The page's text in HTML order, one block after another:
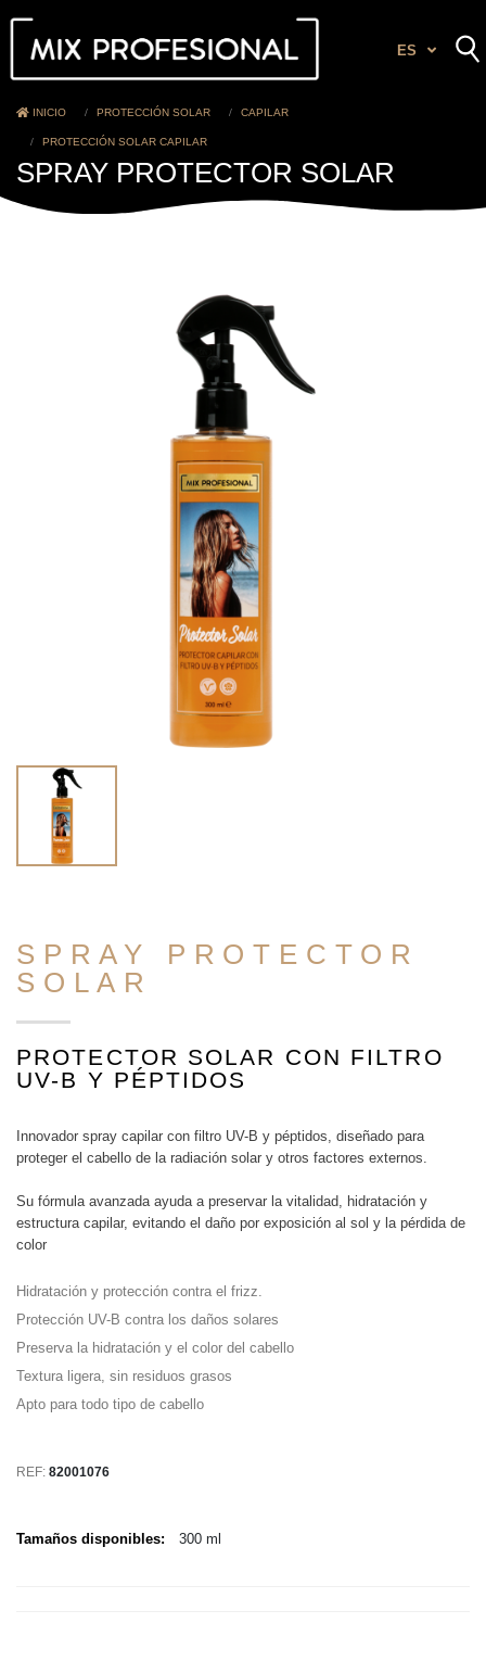
ES
SPRAY PROTECTOR SOLAR
INICIO PROTECCIÓN SOLAR CAPILAR
PROTECCIÓN SOLAR CAPILAR
SPRAY PROTECTOR
SOLAR
PROTECTOR SOLAR CON FILTRO
UV-B Y PÉPTIDOS
Innovador spray capilar con filtro UV-B y péptidos, diseñado para
proteger el cabello de la radiación solar y otros factores externos.
Su fórmula avanzada ayuda a preservar la vitalidad, hidratación y
estructura capilar, evitando el daño por exposición al sol y la pérdida de
color
Hidratación y protección contra el frizz.
Protección UV-B contra los daños solares
Preserva la hidratación y el color del cabello
Textura ligera, sin residuos grasos
Apto para todo tipo de cabello
REF: 82001076
Tamaños disponibles: 300 ml